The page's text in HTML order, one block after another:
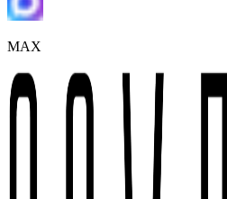
MAX